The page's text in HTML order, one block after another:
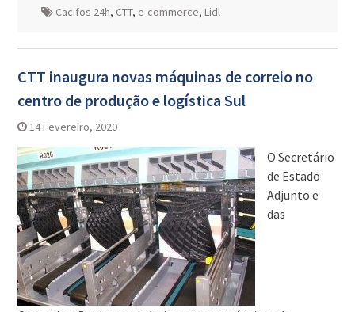
Cacifos 24h, CTT, e-commerce, Lidl
CTT inaugura novas máquinas de correio no
centro de produção e logística Sul
14 Fevereiro, 2020
O Secretário
de Estado
Adjunto e
das